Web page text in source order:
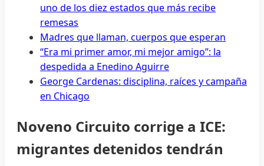
uno de los diez estados que más recibe
remesas
Madres que llaman, cuerpos que esperan
“Era mi primer amor, mi mejor amigo”: la
despedida a Enedino Aguirre
George Cardenas: disciplina, raíces y campaña
en Chicago
Noveno Circuito corrige a ICE:
migrantes detenidos tendrán